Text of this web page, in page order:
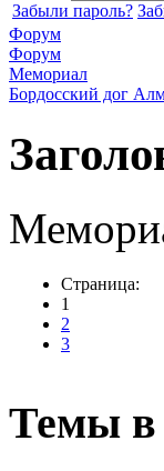
Забыли пароль?
Форум
Форум
Мемориал
Бордосский дог
Страница:
1
2
3
Темы в